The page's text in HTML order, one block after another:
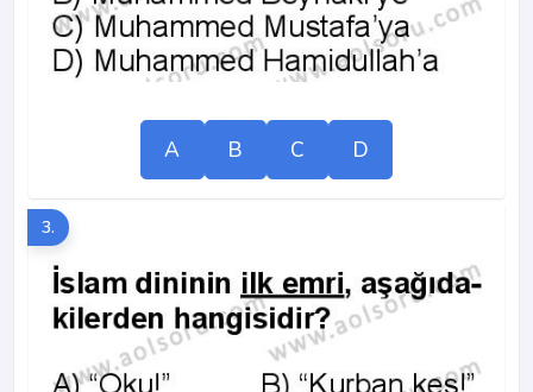
A B C D
3.